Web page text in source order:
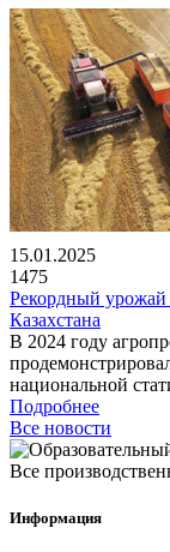
15.01.2025
1475
Рекордный урожай
Казахстана
В 2024 году
национальной
Подробнее
Все новости
Все
Информация